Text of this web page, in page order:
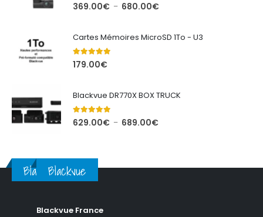
5.00out of 5
369.00€ – 680.00€Plage
369.00€
Cartes Mémoires MicroSD 1To - U3
5.00 out of 5
179.00€
Blackvue DR770X BOX TRUCK
5.00out of 5
629.00€ – 689.00€Plage
à
BlackvueBlackvue
Blackvue France